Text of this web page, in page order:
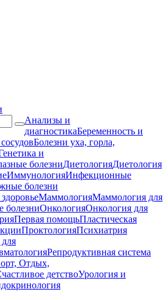
Анализы и
диагностикаБеременность и
Болезни уха, горла,
и
болезниДиетологияДиетология
ИммунологияИнфекционные
болезни
МаммологияМаммология для
болезниОнкологияОнкология для
Первая помощьПластическая
ПроктологияПсихиатрия
Репродуктивная система
Отдых,
детствоУрология и